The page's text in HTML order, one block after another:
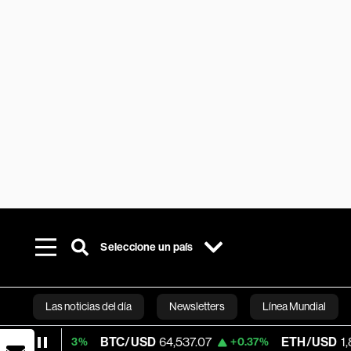
Seleccione un país
Las noticias del día Newsletters Línea Mundial
Bloomberg
BTC/USD 64,537.07 +0.37% ETH/USD 1,878.543